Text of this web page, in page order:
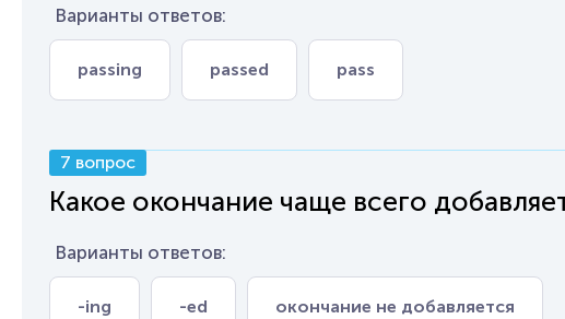
Варианты ответов:
passing passed pass
7 вопрос
Какое окончание чаще всего
Варианты ответов:
-ing -ed окончание не добавляется